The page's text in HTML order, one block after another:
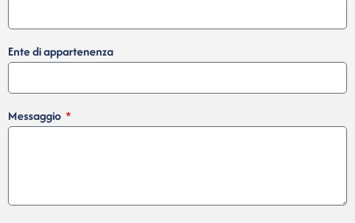
Ente di appartenenza
Messaggio